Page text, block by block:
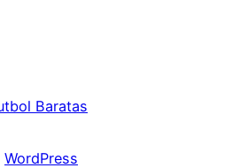
Baratas
WordPress